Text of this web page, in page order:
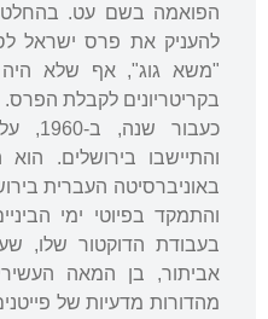
להעניק את פרס ישראל
"משא גוג", אף שלא
בקריטריונים לקבלת הפרס.
כעבור
והתיישבו בירושלים.
באוניברסיטה העברית
והתמקד בפיוטי ימי
בעבודת הדוקטור שלו,
אביתור, בן המאה
מהדורות מדעיות של